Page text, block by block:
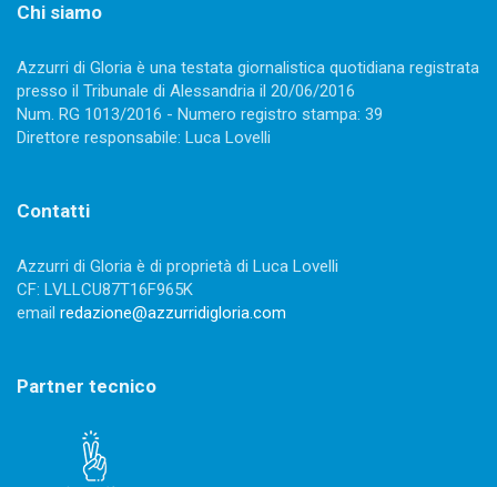
Chi siamo
Azzurri di Gloria è una testata giornalistica quotidiana registrata
presso il Tribunale di Alessandria il 20/06/2016
Num. RG 1013/2016 - Numero registro stampa: 39
Direttore responsabile: Luca Lovelli
Contatti
Azzurri di Gloria è di proprietà di Luca Lovelli
CF: LVLLCU87T16F965K
email redazione@azzurridigloria.com
Partner tecnico